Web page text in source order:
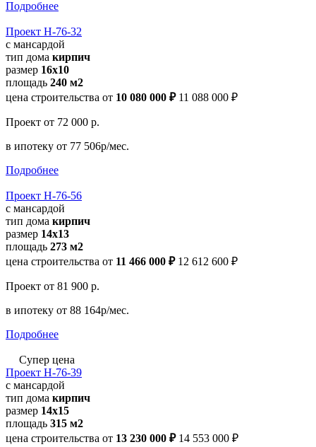
Подробнее
Проект Н-76-32
с мансардой
тип дома кирпич
размер 16x10
площадь 240 м2
цена строительства от 10 080 000 ₽ 11 088 000 ₽
Проект от 72 000 р.
в ипотеку от 77 506р/мес.
Подробнее
Проект Н-76-56
с мансардой
тип дома кирпич
размер 14x13
площадь 273 м2
цена строительства от 11 466 000 ₽ 12 612 600 ₽
Проект от 81 900 р.
в ипотеку от 88 164р/мес.
Подробнее
Супер цена
Проект Н-76-39
с мансардой
тип дома кирпич
размер 14x15
площадь 315 м2
цена строительства от 13 230 000 ₽ 14 553 000 ₽